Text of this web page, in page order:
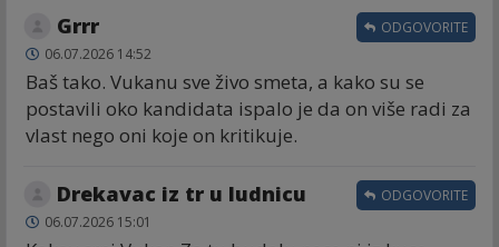
Grrr
06.07.2026 14:52
Baš tako. Vukanu sve živo smeta, a kako su se
postavili oko kandidata ispalo je da on više radi za
vlast nego oni koje on kritikuje.
ODGOVORITE
Drekavac iz tr u ludnicu
06.07.2026 15:01
ODGOVORITE